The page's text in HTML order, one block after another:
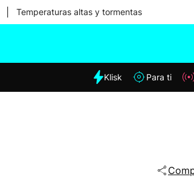
Temperaturas altas y tormentas
Klisk Para ti